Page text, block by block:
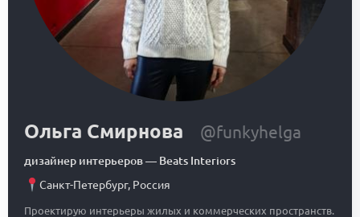
Ольга Смирнова @funkyhelga
дизайнер интерьеров— Beats Interiors
Санкт-Петербург, Россия
Проектирую интерьеры жилых и коммерческих пространств.